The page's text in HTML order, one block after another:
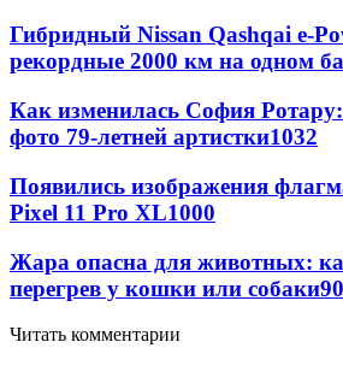
Гибридный Nissan Qashqai e-
рекордные 2000 км на одном
Как изменилась София
фото 79-летней артистки1032
Появились изображения
Pixel 11 Pro XL1000
Жара опасна для животных:
перегрев у кошки или собаки
Читать комментарии